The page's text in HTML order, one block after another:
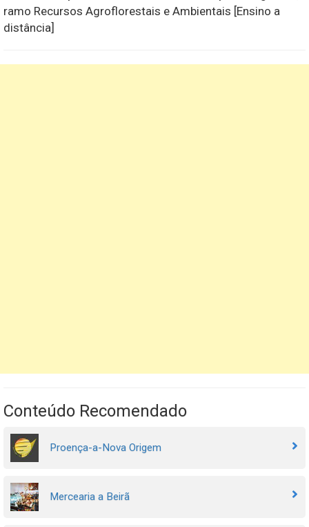
ramo Recursos Agroflorestais e Ambientais [Ensino a
distância]
Conteúdo Recomendado
Proença-a-Nova Origem
Mercearia a Beirã